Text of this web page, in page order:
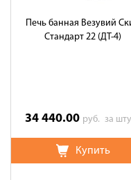
Печь банная Везувий
Стандарт 22 (ДТ-4)
34 440.00 руб. за
Купить